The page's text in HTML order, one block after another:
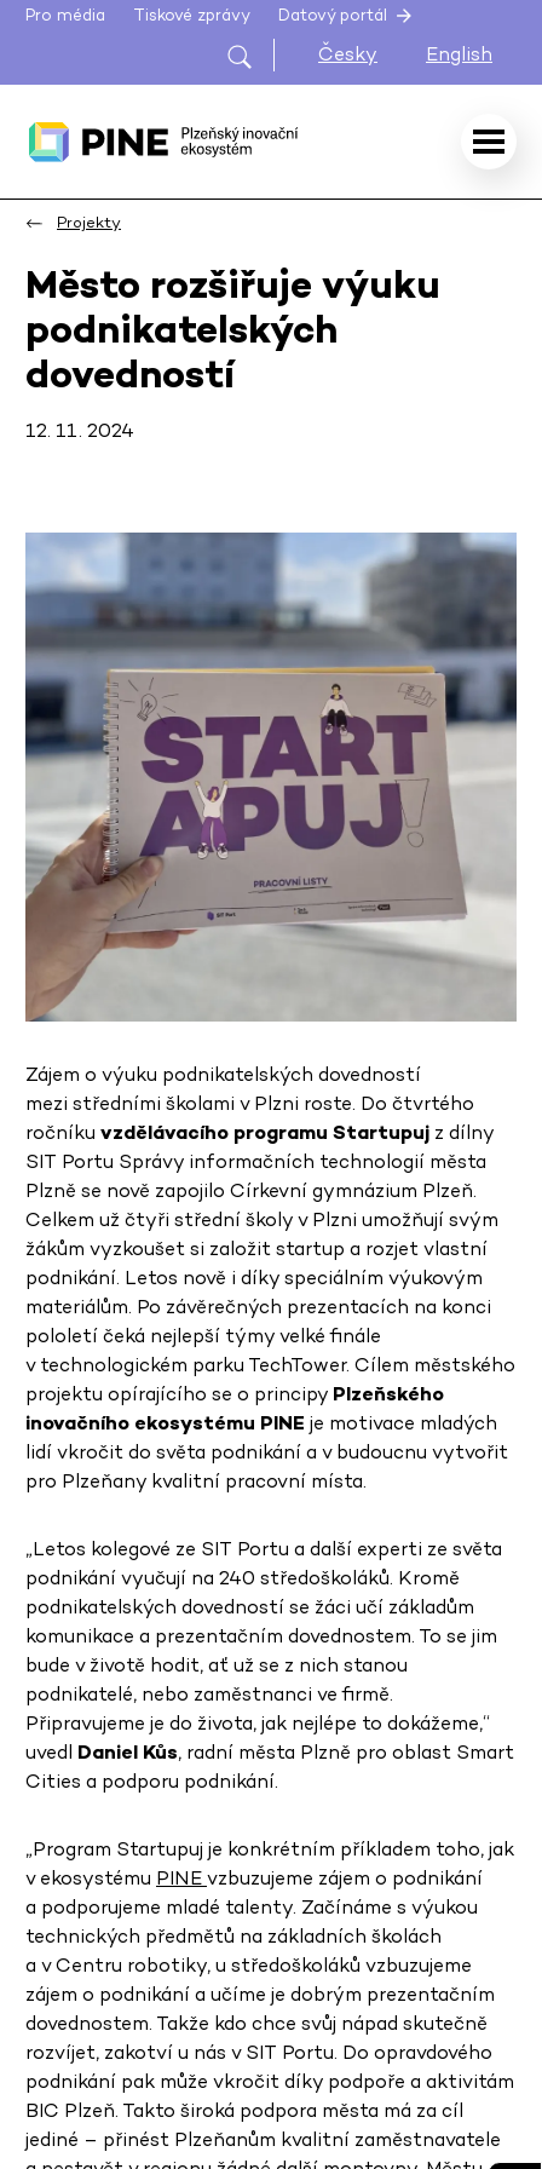
Pro média Tiskové zprávy Datový portál
Česky English
Projekty
Město rozšiřuje výuku
podnikatelských
dovedností
12. 11. 2024
Zájem o výuku podnikatelských dovedností
mezi středními školami v Plzni roste. Do čtvrtého
ročníku vzdělávacího programu Startupuj z dílny
SIT Portu Správy informačních technologií města
Plzně se nově zapojilo Církevní gymnázium Plzeň.
Celkem už čtyři střední školy v Plzni umožňují svým
žákům vyzkoušet si založit startup a rozjet vlastní
podnikání. Letos nově i díky speciálním výukovým
materiálům. Po závěrečných prezentacích na konci
pololetí čeká nejlepší týmy velké finále
v technologickém parku TechTower. Cílem městského
projektu opírajícího se o principy Plzeňského
inovačního ekosystému PINE je motivace mladých
lidí vkročit do světa podnikání a v budoucnu vytvořit
pro Plzeňany kvalitní pracovní místa.
„Letos kolegové ze SIT Portu a další experti ze světa
podnikání vyučují na 240 středoškoláků. Kromě
podnikatelských dovedností se žáci učí základům
komunikace a prezentačním dovednostem. To se jim
bude v životě hodit, ať už se z nich stanou
podnikatelé, nebo zaměstnanci ve firmě.
Připravujeme je do života, jak nejlépe to dokážeme,“
uvedl Daniel Kůs, radní města Plzně pro oblast Smart
Cities a podporu podnikání.
„Program Startupuj je konkrétním příkladem toho, jak
v ekosystému PINEvzbuzujeme zájem o podnikání
a podporujeme mladé talenty. Začínáme s výukou
technických předmětů na základních školách
a v Centru robotiky, u středoškoláků vzbuzujeme
zájem o podnikání a učíme je dobrým prezentačním
dovednostem. Takže kdo chce svůj nápad skutečně
rozvíjet, zakotví u nás v SIT Portu. Do opravdového
podnikání pak může vkročit díky podpoře a aktivitám
BIC Plzeň. Takto široká podpora města má za cíl
jediné – přinést Plzeňanům kvalitní zaměstnavatele